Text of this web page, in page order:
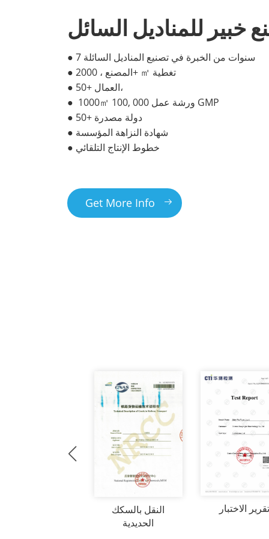
خبير للمناديل السائل
● 7 سنوات من الخبرة في تصنيع المناديل السائلة
● المصنع ، 2000+ ㎡ تغطية
● 50+ العمال،
● 1000㎡ 100, 000 ورشة عمل GMP
● 50+ دولة مصدرة
● شهادة النزاهة المؤسسة
● خطوط الإنتاج التلقائي
Get More Info
النقل بالسكك
الحديدية
تقرير الاختبار